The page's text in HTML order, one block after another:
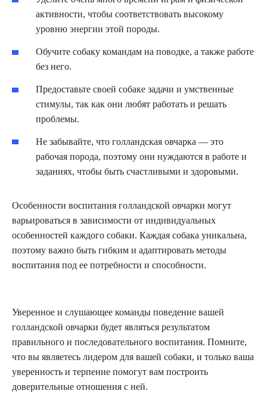
активности, чтобы соответствовать высокому
уровню энергии этой породы.
Обучите собаку командам на поводке, а также работе
без него.
Предоставьте своей собаке задачи и умственные
стимулы, так как они любят работать и решать
проблемы.
Не забывайте, что голландская овчарка — это
рабочая порода, поэтому они нуждаются в работе и
заданиях, чтобы быть счастливыми и здоровыми.
Особенности воспитания голландской овчарки могут
варьироваться в зависимости от индивидуальных
особенностей каждого собаки. Каждая собака уникальна,
поэтому важно быть гибким и адаптировать методы
воспитания под ее потребности и способности.
Уверенное и слушающее команды поведение вашей
голландской овчарки будет являться результатом
правильного и последовательного воспитания. Помните,
что вы являетесь лидером для вашей собаки, и только ваша
уверенность и терпение помогут вам построить
доверительные отношения с ней.